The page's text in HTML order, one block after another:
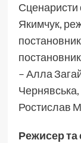
Сценаристи
Якимчук,
– Алла
Ростислав
Режисер та